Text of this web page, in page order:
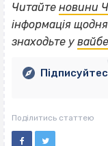
Читайте новини
інформація
знаходьте у
Поділитись статтею